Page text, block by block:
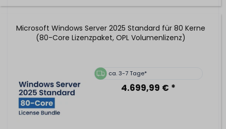
Microsoft Windows Server 2025 Standard für 80 Kerne
(80-Core Lizenzpaket, OPL Volumenlizenz)
ca. 3-7 Tage*
4.699,99 € *